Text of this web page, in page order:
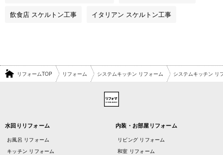
飲食店 スケルトン工事 イタリアン スケルトン工事
リフォームTOP リフォーム システムキッチン リフォーム システムキッチン リ
水回りリフォーム
お風呂 リフォーム
キッチン リフォーム
内装・お部屋リフォーム
リビング リフォーム
和室 リフォーム